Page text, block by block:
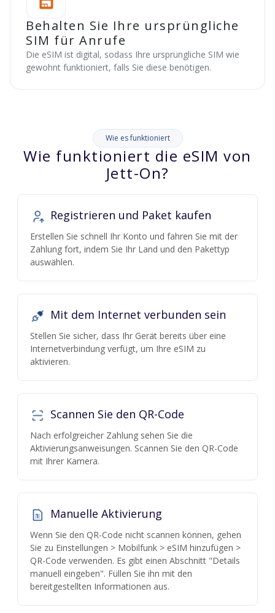
Behalten Sie Ihre ursprüngliche
SIM für Anrufe
Die eSIM ist digital, sodass Ihre ursprüngliche SIM wie
gewohnt funktioniert, falls Sie diese benötigen.
Wie es funktioniert
Wie funktioniert die eSIM von
Jett-On?
Registrieren und Paket kaufen
Erstellen Sie schnell Ihr Konto und fahren Sie mit der
Zahlung fort, indem Sie Ihr Land und den Pakettyp
auswählen.
Mit dem Internet verbunden sein
Stellen Sie sicher, dass Ihr Gerät bereits über eine
Internetverbindung verfügt, um Ihre eSIM zu
aktivieren.
Scannen Sie den QR-Code
Nach erfolgreicher Zahlung sehen Sie die
Aktivierungsanweisungen. Scannen Sie den QR-Code
mit Ihrer Kamera.
Manuelle Aktivierung
Wenn Sie den QR-Code nicht scannen können, gehen
Sie zu Einstellungen > Mobilfunk > eSIM hinzufügen >
QR-Code verwenden. Es gibt einen Abschnitt "Details
manuell eingeben". Füllen Sie ihn mit den
bereitgestellten Informationen aus.